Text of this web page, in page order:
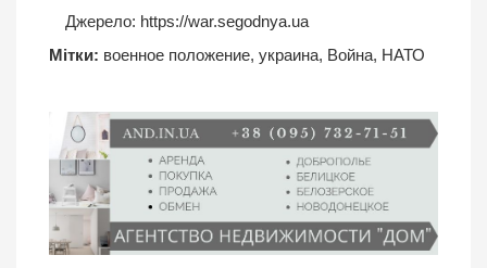
Джерело: https://war.segodnya.ua
Мітки: военное положение, украина, Война, НАТО